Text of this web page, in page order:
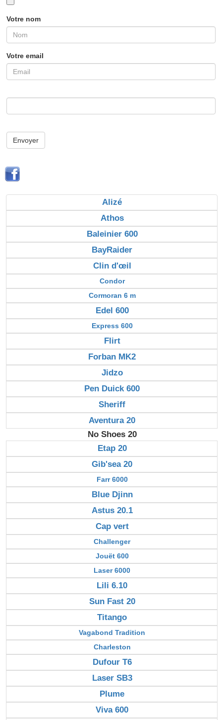
Votre nom
Votre email
Envoyer
Alizé
Athos
Baleinier 600
BayRaider
Clin d'œil
Condor
Cormoran 6 m
Edel 600
Express 600
Flirt
Forban MK2
Jidzo
Pen Duick 600
Sheriff
Aventura 20
No Shoes 20
Etap 20
Gib'sea 20
Farr 6000
Blue Djinn
Astus 20.1
Cap vert
Challenger
Jouët 600
Laser 6000
Lili 6.10
Sun Fast 20
Titango
Vagabond Tradition
Charleston
Dufour T6
Laser SB3
Plume
Viva 600